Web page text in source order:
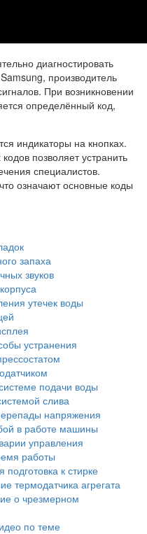
диагностировать
производитель
При возникновении
определённый код,
индикаторы на кнопках.
позволяет устранить
специалистов.
означают основные коды
запаха
звуков
утечек воды
устранения
подачи воды
слива
напряжения
в работе машины
управления
работы
к стирке
термодатчика агрегата
о чрезмерном
по теме